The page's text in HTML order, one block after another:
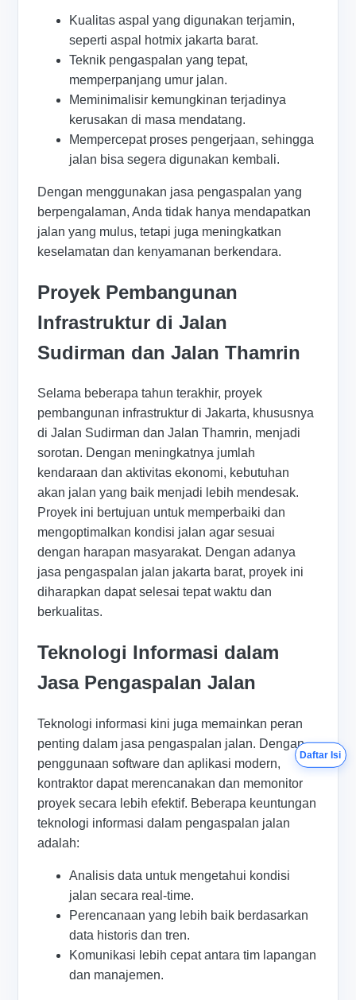
Kualitas aspal yang digunakan terjamin,
seperti aspal hotmix jakarta barat.
Teknik pengaspalan yang tepat,
memperpanjang umur jalan.
Meminimalisir kemungkinan terjadinya
kerusakan di masa mendatang.
Mempercepat proses pengerjaan, sehingga
jalan bisa segera digunakan kembali.
Dengan menggunakan jasa pengaspalan yang
berpengalaman, Anda tidak hanya mendapatkan
jalan yang mulus, tetapi juga meningkatkan
keselamatan dan kenyamanan berkendara.
Proyek Pembangunan
Infrastruktur di Jalan
Sudirman dan Jalan Thamrin
Selama beberapa tahun terakhir, proyek
pembangunan infrastruktur di Jakarta, khususnya
di Jalan Sudirman dan Jalan Thamrin, menjadi
sorotan. Dengan meningkatnya jumlah
kendaraan dan aktivitas ekonomi, kebutuhan
akan jalan yang baik menjadi lebih mendesak.
Proyek ini bertujuan untuk memperbaiki dan
mengoptimalkan kondisi jalan agar sesuai
dengan harapan masyarakat. Dengan adanya
jasa pengaspalan jalan jakarta barat, proyek ini
diharapkan dapat selesai tepat waktu dan
berkualitas.
Teknologi Informasi dalam
Jasa Pengaspalan Jalan
Teknologi informasi kini juga memainkan peran
penting dalam jasa pengaspalan jalan. Dengan
penggunaan software dan aplikasi modern,
kontraktor dapat merencanakan dan memonitor
proyek secara lebih efektif. Beberapa keuntungan
teknologi informasi dalam pengaspalan jalan
adalah:
Analisis data untuk mengetahui kondisi
jalan secara real-time.
Perencanaan yang lebih baik berdasarkan
data historis dan tren.
Komunikasi lebih cepat antara tim lapangan
dan manajemen.
Daftar Isi